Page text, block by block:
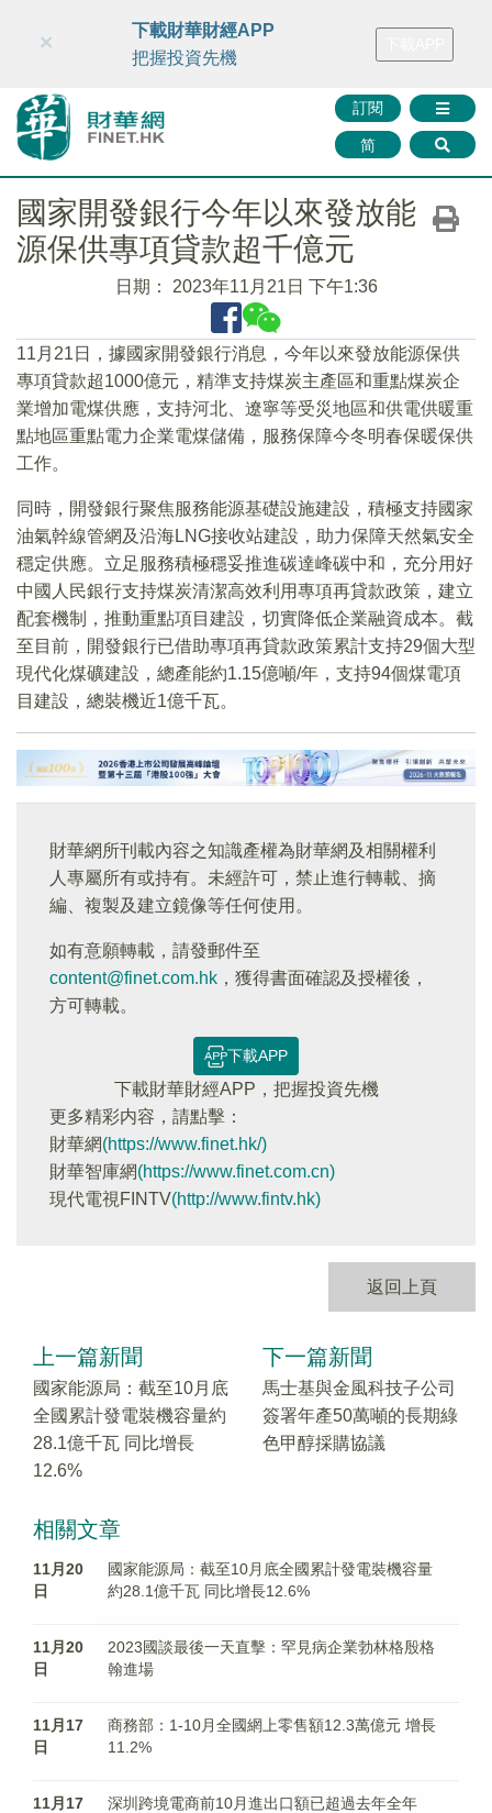
財華智庫網 FINTV FINMETA 財華證券 媒體矩陣
訂閱
简
×
下載財華財經APP
把握投資先機
國家開發銀行今年以來發放能
源保供專項貸款超千億元
日期： 2023年11月21日 下午1:36
11月21日，據國家開發銀行消息，今年以來發放能源保供
專項貸款超1000億元，精準支持煤炭主產區和重點煤炭企
業增加電煤供應，支持河北、遼寧等受災地區和供電供暖重
點地區重點電力企業電煤儲備，服務保障今冬明春保暖保供
工作。
同時，開發銀行聚焦服務能源基礎設施建設，積極支持國家
油氣幹線管網及沿海LNG接收站建設，助力保障天然氣安全
穩定供應。立足服務積極穩妥推進碳達峰碳中和，充分用好
中國人民銀行支持煤炭清潔高效利用專項再貸款政策，建立
配套機制，推動重點項目建設，切實降低企業融資成本。截
至目前，開發銀行已借助專項再貸款政策累計支持29個大型
現代化煤礦建設，總產能約1.15億噸/年，支持94個煤電項
目建設，總裝機近1億千瓦。
財華網所刊載內容之知識產權為財華網及相關權利
人專屬所有或持有。未經許可，禁止進行轉載、摘
編、複製及建立鏡像等任何使用。
如有意願轉載，請發郵件至
content@finet.com.hk ，獲得書面確認及授權後，
方可轉載。
下載APP
下載財華財經APP，把握投資先機
更多精彩内容，請點擊：
財華網(https://www.finet.hk/)
財華智庫網(https://www.finet.com.cn)
現代電視FINTV(http://www.fintv.hk)
返回上頁
上一篇新聞
國家能源局：截至10月底
全國累計發電裝機容量約
28.1億千瓦 同比增長
12.6%
下一篇新聞
馬士基與金風科技子公司
簽署年產50萬噸的長期綠
色甲醇採購協議
相關文章
11月20
日
國家能源局：截至10月底全國累計發電裝機容量
約28.1億千瓦 同比增長12.6%
11月20
日
2023國談最後一天直擊：罕見病企業勃林格殷格
翰進場
11月17
日
商務部：1-10月全國網上零售額12.3萬億元 增長
11.2%
11月17
深圳跨境電商前10月進出口額已超過去年全年